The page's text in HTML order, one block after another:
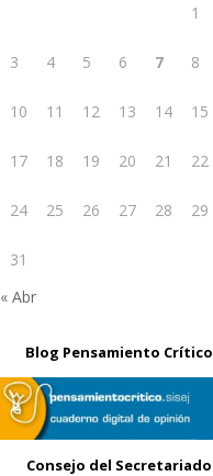
1
3 4 5 6 7 8
10 11 12 13 14 15
17 18 19 20 21 22
24 25 26 27 28 29
31
« Abr
Blog Pensamiento Crítico
Consejo del Secretariado